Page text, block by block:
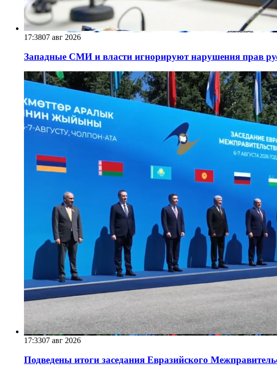
17:3807 авг 2026
Западные СМИ и власти игнорируют нарушения прав
17:3307 авг 2026
Подведены итоги заседания Евразийского